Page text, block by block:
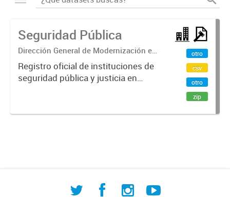
Seguridad Pública
Dirección General de Modernización e
Investigación Territorial
Registro oficial de instituciones de
seguridad pública y justicia en
destacamentos de bomberos
otro
csv
otro
zip